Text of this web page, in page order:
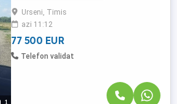
1
asfalt. Terenul are autorizatie de
constructie pt clădire de tip
duplex,despartit prin camera tehnica.
Urseni, Timis
azi 11:12
77 500 EUR
Telefon validat